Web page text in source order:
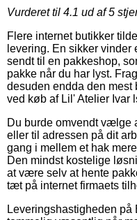
Vurderet til 4.1 ud af 5
Flere internet butikker
levering. En sikker
sendt til en pakkeshop,
pakke når du har lyst.
desuden endda den
ved køb af Lil' Atelier Ivar
Du burde omvendt vælge
eller til adressen på dit
gang i mellem et hak
Den mindst kostelige
at være selv at hente
tæt på internet firmaets
Leveringshastigheden